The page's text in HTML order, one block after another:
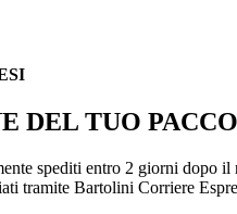
DEL TUO PACCO
spediti entro 2 giorni dopo il
tramite Bartolini Corriere